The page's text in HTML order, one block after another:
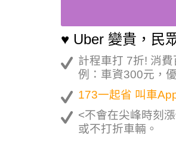
♥ Uber 變貴，民
計程車打 7折! 消
例：車資300元，
173一起省 叫車
<不會在尖峰時刻
或不打折車輛。